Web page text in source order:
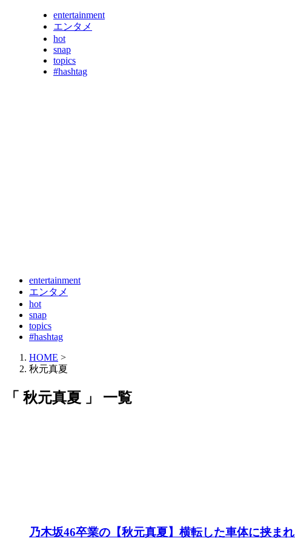
entertainment
エンタメ
hot
snap
topics
#hashtag
entertainment
エンタメ
hot
snap
topics
#hashtag
HOME >
秋元真夏
「 秋元真夏 」 一覧
乃木坂46卒業の【秋元真夏】横転した車体に挟ま